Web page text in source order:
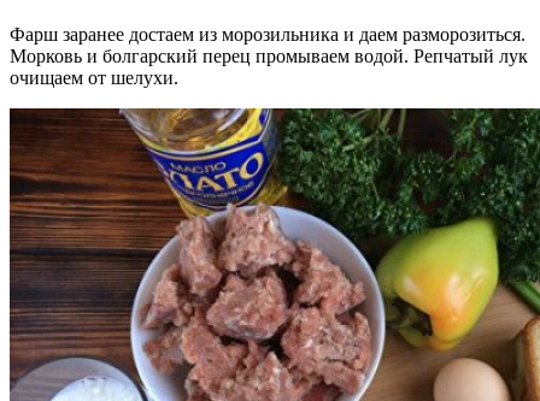
Фарш заранее достаем из морозильника и даем разморозиться.
Морковь и болгарский перец промываем водой. Репчатый лук
очищаем от шелухи.